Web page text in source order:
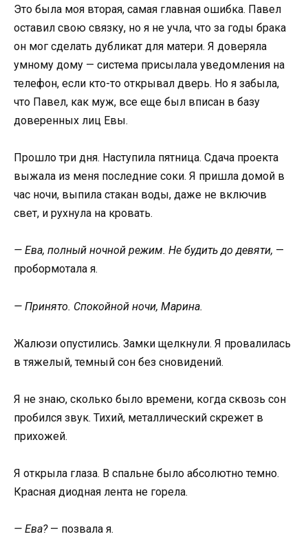
Это была моя вторая, самая главная ошибка. Павел
оставил свою связку, но я не учла, что за годы брака
он мог сделать дубликат для матери. Я доверяла
умному дому — система присылала уведомления на
телефон, если кто-то открывал дверь. Но я забыла,
что Павел, как муж, все еще был вписан в базу
доверенных лиц Евы.
Прошло три дня. Наступила пятница. Сдача проекта
выжала из меня последние соки. Я пришла домой в
час ночи, выпила стакан воды, даже не включив
свет, и рухнула на кровать.
— Ева, полный ночной режим. Не будить до девяти, —
пробормотала я.
— Принято. Спокойной ночи, Марина.
Жалюзи опустились. Замки щелкнули. Я провалилась
в тяжелый, темный сон без сновидений.
Я не знаю, сколько было времени, когда сквозь сон
пробился звук. Тихий, металлический скрежет в
прихожей.
Я открыла глаза. В спальне было абсолютно темно.
Красная диодная лента не горела.
— Ева?— позвала я.